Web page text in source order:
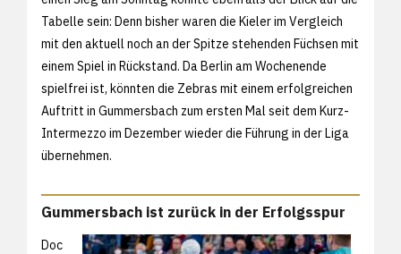
Tabelle sein: Denn bisher waren die Kieler im Vergleich
mit den aktuell noch an der Spitze stehenden Füchsen mit
einem Spiel in Rückstand. Da Berlin am Wochenende
spielfrei ist, könnten die Zebras mit einem erfolgreichen
Auftritt in Gummersbach zum ersten Mal seit dem Kurz-
Intermezzo im Dezember wieder die Führung in der Liga
übernehmen.
Gummersbach ist zurück in der Erfolgsspur
Doc